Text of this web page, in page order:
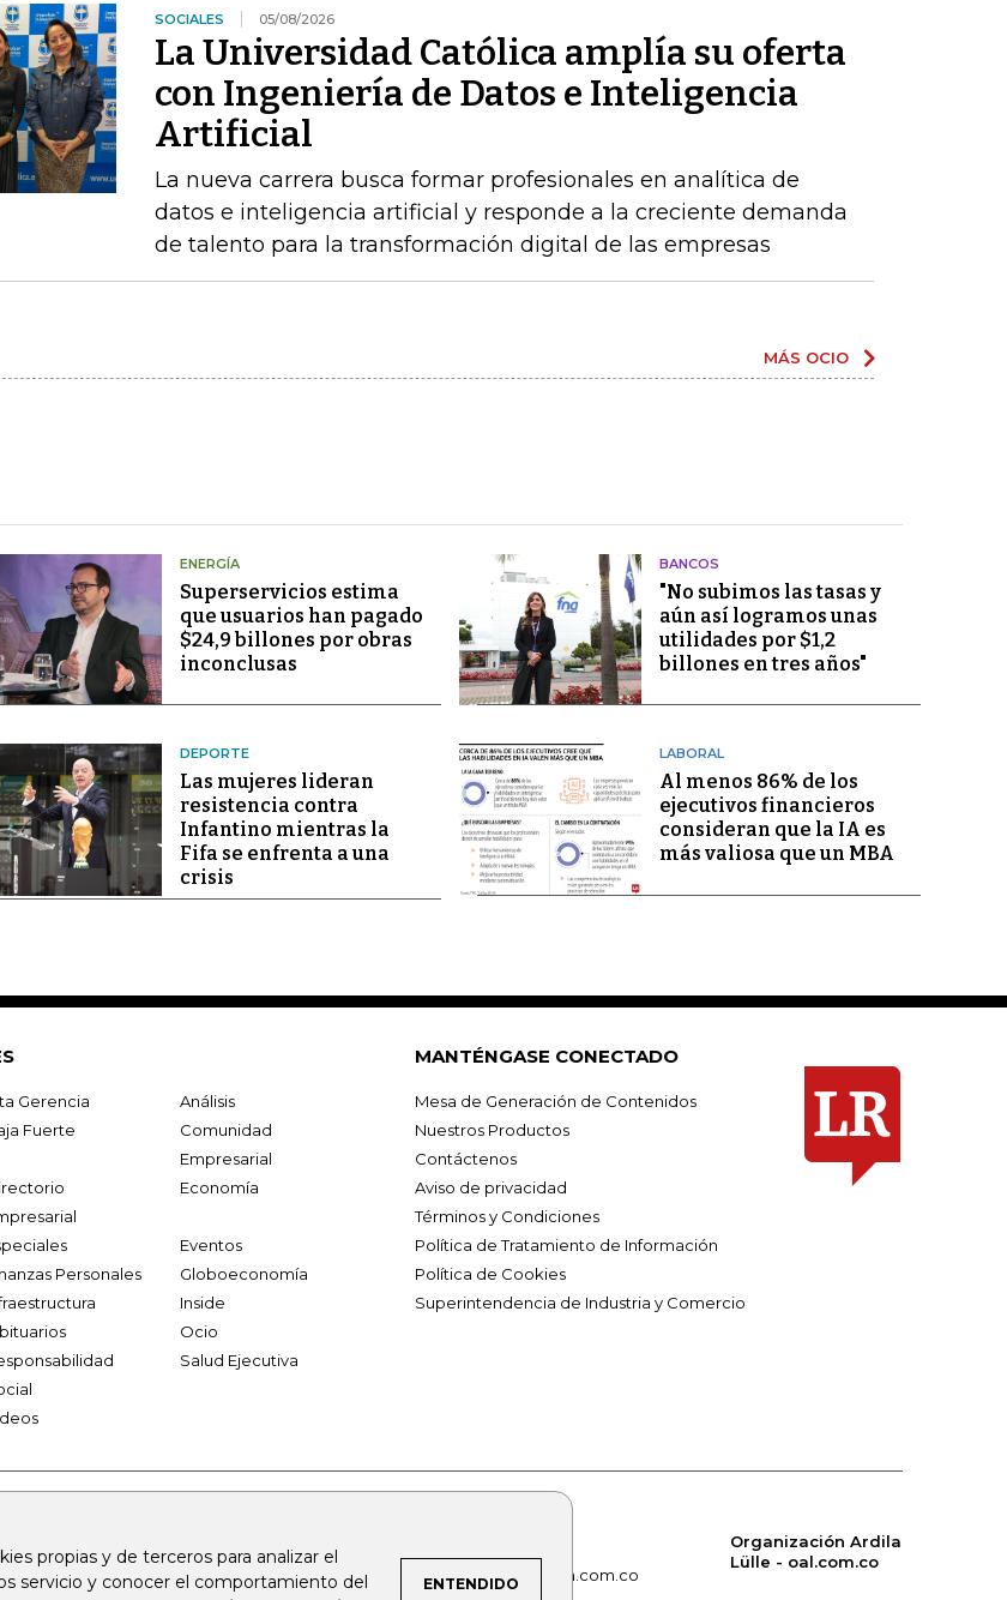
propias y de terceros para analizar el
servicio y conocer el comportamiento del
ENTENDIDO
SOCIALES 05/08/2026
La Universidad Católica amplía su oferta
con Ingeniería de Datos e Inteligencia
Artificial
La nueva carrera busca formar profesionales en analítica de
datos e inteligencia artificial y responde a la creciente demanda
de talento para la transformación digital de las empresas
MÁS OCIO
ENERGÍA
Superservicios estima
que usuarios han pagado
$24,9 billones por obras
inconclusas
BANCOS
"No subimos las tasas y
aún así logramos unas
utilidades por $1,2
billones en tres años"
DEPORTE
Las mujeres lideran
resistencia contra
Infantino mientras la
Fifa se enfrenta a una
crisis
LABORAL
Al menos 86% de los
ejecutivos financieros
consideran que la IA es
más valiosa que un MBA
Gerencia
Análisis
Fuerte
Comunidad
Empresarial
Economía
Eventos
Personales
Globoeconomía
Inside
Ocio
Salud Ejecutiva
MANTÉNGASE CONECTADO
Mesa de Generación de Contenidos
Nuestros Productos
Contáctenos
Aviso de privacidad
Términos y Condiciones
Política de Tratamiento de Información
Política de Cookies
Superintendencia de Industria y Comercio
firmasdeabogados.com
bolsaencolombia.com
canalrcn.com rcnradio.com noticiasrcn.com lafm.com.co
alerta.com.co
Organización Ardila
Lülle - oal.com.co